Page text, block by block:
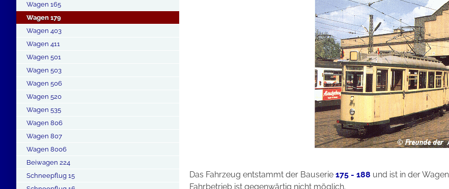
Wagen 165
Wagen 179
Wagen 403
Wagen 411
Wagen 501
Wagen 503
Wagen 506
Wagen 520
Wagen 535
Wagen 806
Wagen 807
Wagen 8006
Beiwagen 224
Schneepflug 15
Das Fahrzeug entstammt der Bauserie 175 - 188 und ist in der
Fahrbetrieb ist gegenwärtig nicht möglich.